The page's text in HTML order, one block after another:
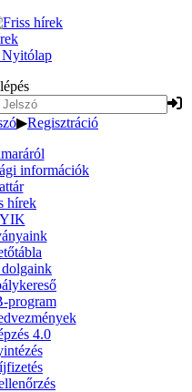
▶Regisztráció
információk
hírek
program
4.0